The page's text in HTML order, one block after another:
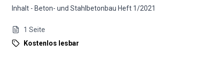
Inhalt - Beton- und Stahlbetonbau Heft 1/2021
1 Seite
Kostenlos lesbar